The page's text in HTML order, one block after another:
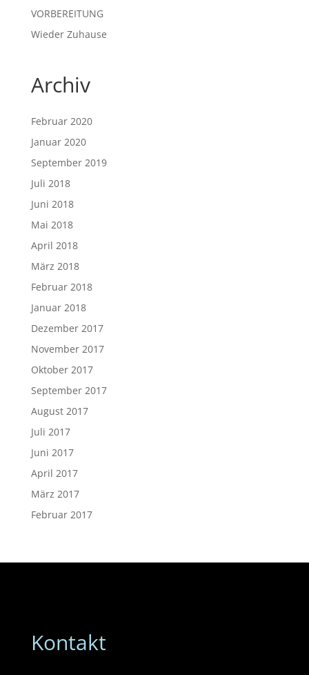
VORBEREITUNG
Wieder Zuhause
Archiv
Februar 2020
Januar 2020
September 2019
Juli 2018
Juni 2018
Mai 2018
April 2018
März 2018
Februar 2018
Januar 2018
Dezember 2017
November 2017
Oktober 2017
September 2017
August 2017
Juli 2017
Juni 2017
April 2017
März 2017
Februar 2017
Kontakt